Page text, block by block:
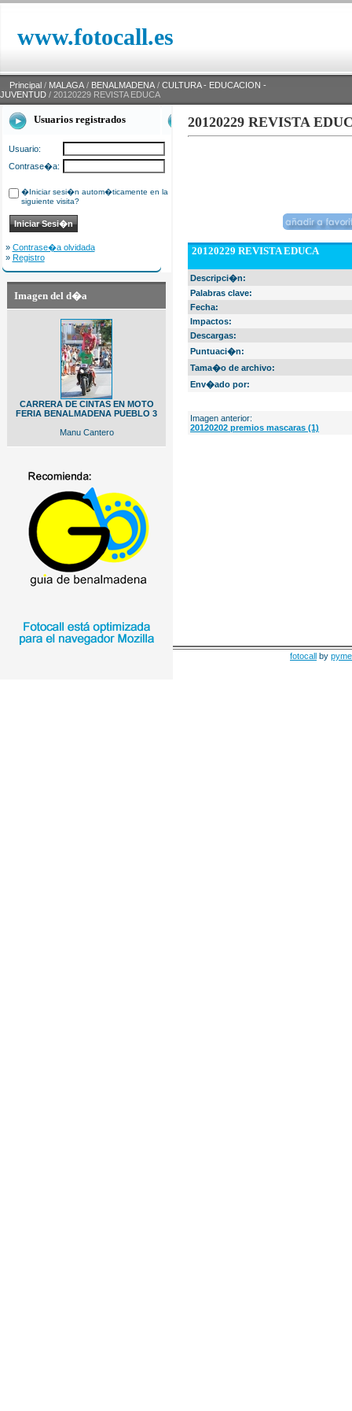
www.fotocall.es
Principal / MALAGA / BENALMADENA / CULTURA - EDUCACION -
JUVENTUD / 20120229 REVISTA EDUCA
Usuarios registrados
Usuario:
Contrase�a:
�Iniciar sesi�n autom�ticamente en la
siguiente visita?
» Contrase�a olvidada
» Registro
Imagen del d�a
CARRERA DE CINTAS EN MOTO
FERIA BENALMADENA PUEBLO 3
Manu Cantero
20120229 REVISTA
20120229 REVISTA EDUCA
Descripci�n:
Palabras clave:
Fecha:
Impactos:
Descargas:
Puntuaci�n:
Tama�o de archivo:
Env�ado por:
Imagen anterior:
20120202 premios mascaras (1)
fotocall by